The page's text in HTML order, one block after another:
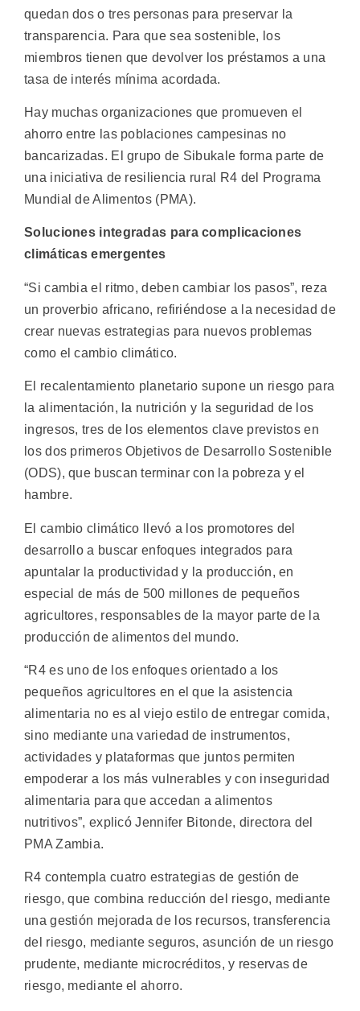
quedan dos o tres personas para preservar la
transparencia. Para que sea sostenible, los
miembros tienen que devolver los préstamos a una
tasa de interés mínima acordada.
Hay muchas organizaciones que promueven el
ahorro entre las poblaciones campesinas no
bancarizadas. El grupo de Sibukale forma parte de
una iniciativa de resiliencia rural R4 del Programa
Mundial de Alimentos (PMA).
Soluciones integradas para complicaciones
climáticas emergentes
“Si cambia el ritmo, deben cambiar los pasos”, reza
un proverbio africano, refiriéndose a la necesidad de
crear nuevas estrategias para nuevos problemas
como el cambio climático.
El recalentamiento planetario supone un riesgo para
la alimentación, la nutrición y la seguridad de los
ingresos, tres de los elementos clave previstos en
los dos primeros Objetivos de Desarrollo Sostenible
(ODS), que buscan terminar con la pobreza y el
hambre.
El cambio climático llevó a los promotores del
desarrollo a buscar enfoques integrados para
apuntalar la productividad y la producción, en
especial de más de 500 millones de pequeños
agricultores, responsables de la mayor parte de la
producción de alimentos del mundo.
“R4 es uno de los enfoques orientado a los
pequeños agricultores en el que la asistencia
alimentaria no es al viejo estilo de entregar comida,
sino mediante una variedad de instrumentos,
actividades y plataformas que juntos permiten
empoderar a los más vulnerables y con inseguridad
alimentaria para que accedan a alimentos
nutritivos”, explicó Jennifer Bitonde, directora del
PMA Zambia.
R4 contempla cuatro estrategias de gestión de
riesgo, que combina reducción del riesgo, mediante
una gestión mejorada de los recursos, transferencia
del riesgo, mediante seguros, asunción de un riesgo
prudente, mediante microcréditos, y reservas de
riesgo, mediante el ahorro.